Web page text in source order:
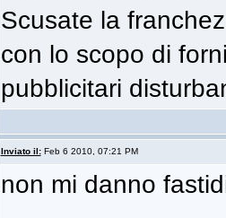
Scusate la
con lo scopo di
pubblicitari
Inviato il:Feb 6 2010, 07:21 PM
non mi danno